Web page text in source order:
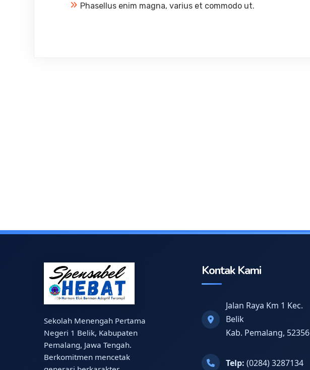
Phasellus enim magna, varius et commodo ut.
Sekolah Menengah Pertama
Negeri 1 Belik, Kabupaten
Pemalang, Jawa Tengah.
Berkomitmen mencetak
Kontak Kami
Jalan Raya Km 1 Kec.
Belik
Kab. Pemalang, 52356
Telp: (0284) 3287134